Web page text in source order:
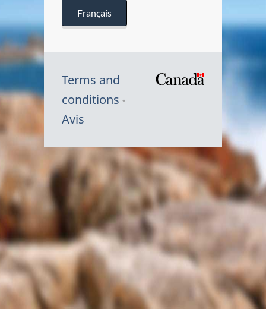
Français
Terms and
conditions
Avis
Symbole
du
Canada